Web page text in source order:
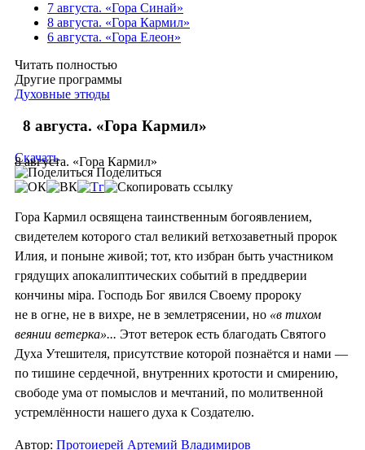
7 августа. «Гора Синай»
8 августа. «Гора Кармил»
6 августа. «Гора Елеон»
Читать полностью
Другие программы
Духовные этюды
8 августа. «Гора Кармил»
8 августа. «Гора Кармил»
Скачать
Поделиться
Гора Кармил освящена таинственным богоявлением,
свидетелем которого стал великий ветхозаветный пророк
Илия, и поныне живой; тот, кто избран быть участником
грядущих апокалиптических событий в преддверии
кончины мiра. Господь Бог явился Своему пророку
не в огне, не в вихре, не в землетрясении, но «в тихом
веянии ветерка»... Этот ветерок есть благодать Святого
Духа Утешителя, присутствие которой познаётся и нами —
по тишине сердечной, внутренних кротости и смирению,
свободе ума от помыслов и мечтаний, по молитвенной
устремлённости нашего духа к Создателю.
Автор: Протоиерей Артемий Владимиров